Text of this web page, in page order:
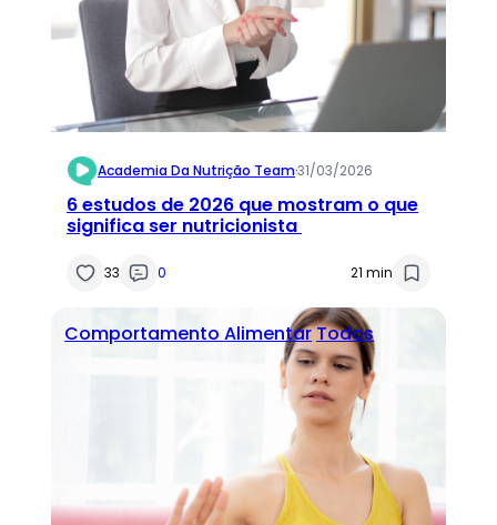
Academia Da Nutrição Team·31/03/2026
6 estudos de 2026 que mostram o que
significa ser nutricionista
33 0 21 min
Comportamento AlimentarTodos